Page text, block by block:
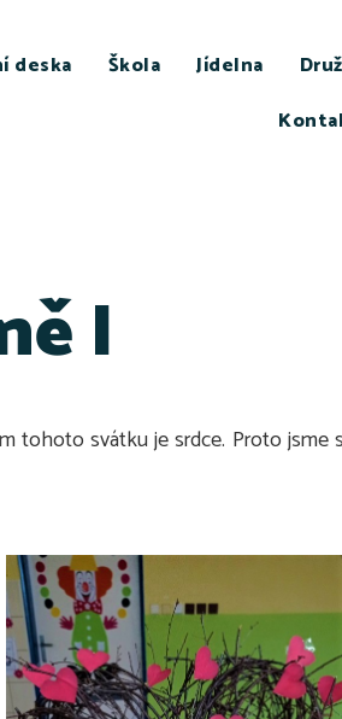
deska Škola Jídelna
I
tohoto svátku je srdce. Proto jsme